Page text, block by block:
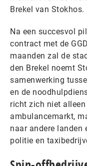
Brekel van Stokhos.
Na een succesvol
contract met de
maanden zal de
den Brekel noemt
samenwerking
en de
richt zich niet
ambulancemarkt,
naar andere landen
politie en